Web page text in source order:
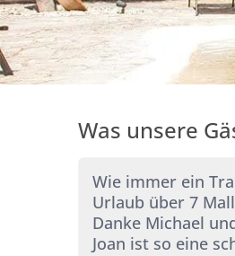
Was unsere
Wie immer ein
Urlaub über 7
Danke Michael
Joan ist so eine